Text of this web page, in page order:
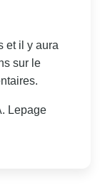
et il y aura
sur le
Lepage